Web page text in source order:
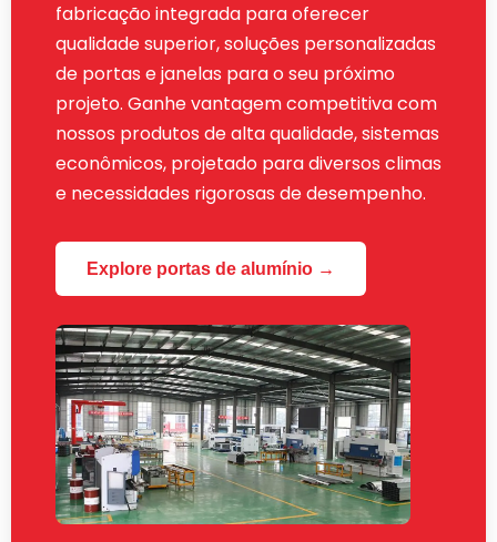
fabricação integrada para oferecer
qualidade superior, soluções personalizadas
de portas e janelas para o seu próximo
projeto. Ganhe vantagem competitiva com
nossos produtos de alta qualidade, sistemas
econômicos, projetado para diversos climas
e necessidades rigorosas de desempenho.
Explore portas de alumínio →